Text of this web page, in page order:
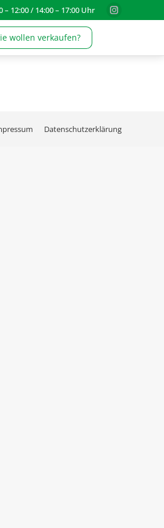
– 12:00 / 14:00 – 17:00 Uhr
Instagram
wollen verkaufen?
Datenschutzerklärung